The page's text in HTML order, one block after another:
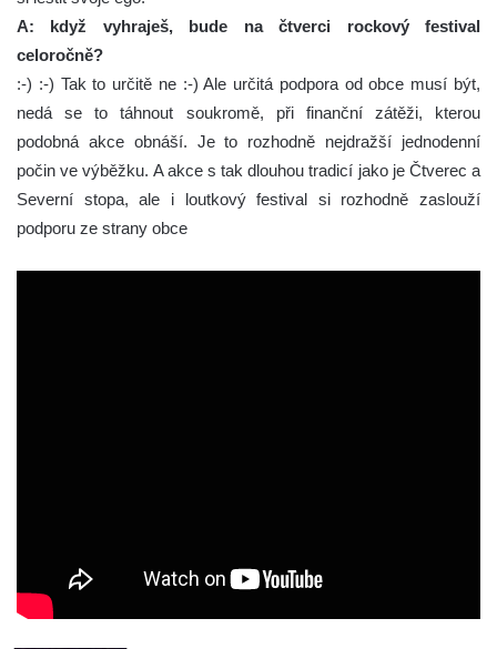
A: když vyhraješ, bude na čtverci rockový festival
celoročně?
:-) :-) Tak to určitě ne :-) Ale určitá podpora od obce musí být,
nedá se to táhnout soukromě, při finanční zátěži, kterou
podobná akce obnáší. Je to rozhodně nejdražší jednodenní
počin ve výběžku. A akce s tak dlouhou tradicí jako je Čtverec a
Severní stopa, ale i loutkový festival si rozhodně zaslouží
podporu ze strany obce